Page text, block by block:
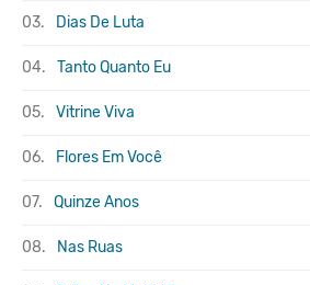
03. Dias De Luta
04. Tanto Quanto Eu
05. Vitrine Viva
06. Flores Em Você
07. Quinze Anos
08. Nas Ruas